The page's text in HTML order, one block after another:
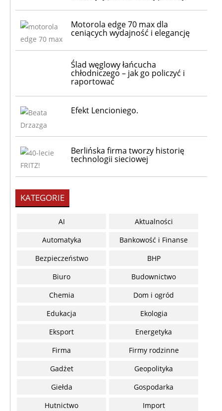
Motorola edge 70 max dla
ceniących wydajność i elegancję
Ślad węglowy łańcucha
chłodniczego – jak go policzyć i
raportować
Efekt Lencioniego.
Berlińska firma tworzy historię
technologii sieciowej
KATEGORIE
AI
Aktualności
Automatyka
Bankowość i Finanse
Bezpieczeństwo
BHP
Biuro
Budownictwo
Chemia
Dom i ogród
Edukacja
Ekologia
Eksport
Energetyka
Firma
Firmy rodzinne
Gadżet
Geopolityka
Giełda
Gospodarka
Hutnictwo
Import